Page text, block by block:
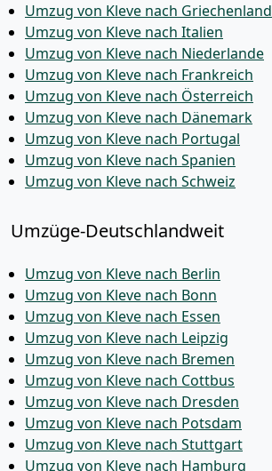
Umzug von Kleve nach Griechenland
Umzug von Kleve nach Italien
Umzug von Kleve nach Niederlande
Umzug von Kleve nach Frankreich
Umzug von Kleve nach Österreich
Umzug von Kleve nach Dänemark
Umzug von Kleve nach Portugal
Umzug von Kleve nach Spanien
Umzug von Kleve nach Schweiz
Umzüge-Deutschlandweit
Umzug von Kleve nach Berlin
Umzug von Kleve nach Bonn
Umzug von Kleve nach Essen
Umzug von Kleve nach Leipzig
Umzug von Kleve nach Bremen
Umzug von Kleve nach Cottbus
Umzug von Kleve nach Dresden
Umzug von Kleve nach Potsdam
Umzug von Kleve nach Stuttgart
Umzug von Kleve nach Hamburg